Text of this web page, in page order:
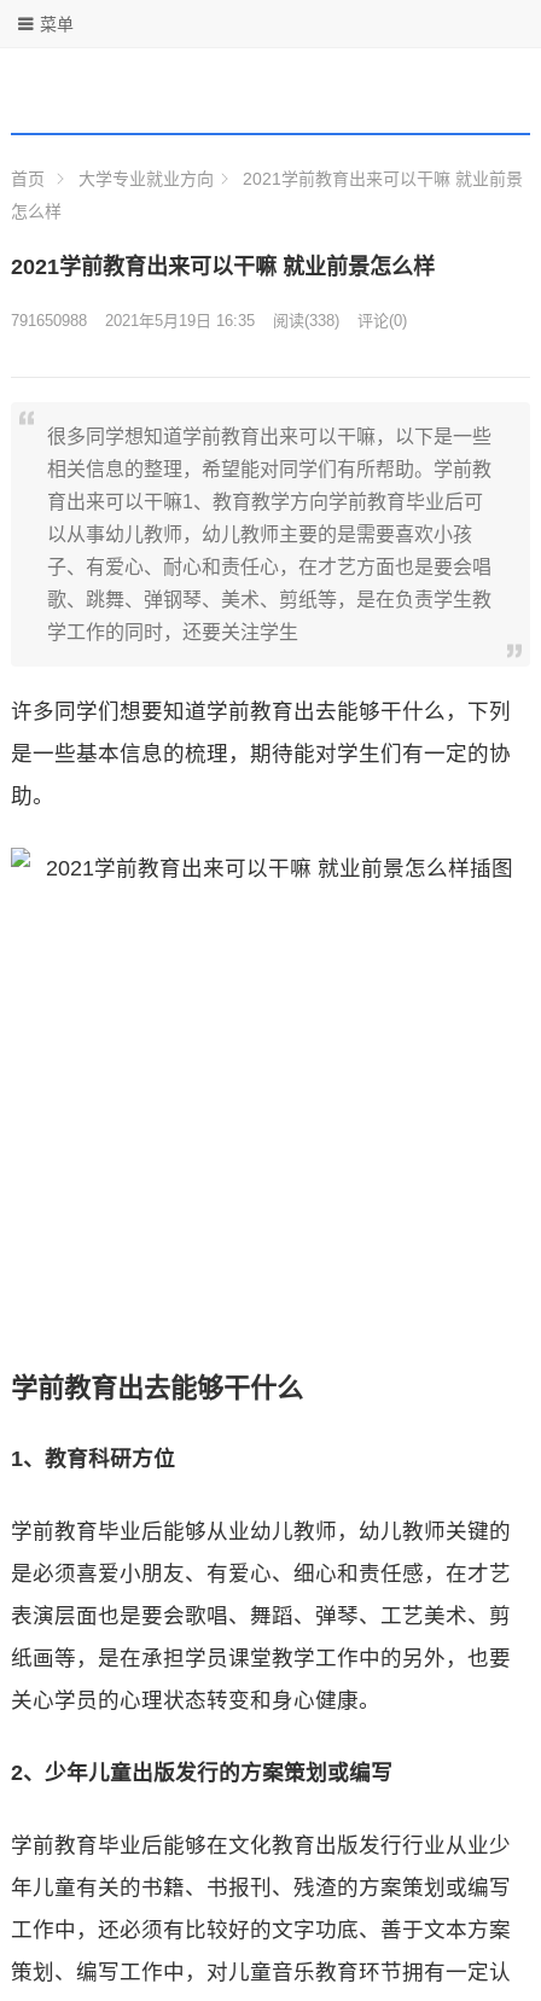
菜单
首页 大学专业就业方向
2021学前教育出来可以干嘛 就业前景
怎么样
2021学前教育出来可以干嘛 就业前景怎么样
791650988 2021年5月19日 16:35 阅读(338) 评论(0)
很多同学想知道学前教育出来可以干嘛，以下是一些
相关信息的整理，希望能对同学们有所帮助。学前教
育出来可以干嘛1、教育教学方向学前教育毕业后可
以从事幼儿教师，幼儿教师主要的是需要喜欢小孩
子、有爱心、耐心和责任心，在才艺方面也是要会唱
歌、跳舞、弹钢琴、美术、剪纸等，是在负责学生教
学工作的同时，还要关注学生
许多同学们想要知道学前教育出去能够干什么，下列
是一些基本信息的梳理，期待能对学生们有一定的协
助。
学前教育出去能够干什么
1、教育科研方位
学前教育毕业后能够从业幼儿教师，幼儿教师关键的
是必须喜爱小朋友、有爱心、细心和责任感，在才艺
表演层面也是要会歌唱、舞蹈、弹琴、工艺美术、剪
纸画等，是在承担学员课堂教学工作中的另外，也要
关心学员的心理状态转变和身心健康。
2、少年儿童出版发行的方案策划或编写
学前教育毕业后能够在文化教育出版发行行业从业少
年儿童有关的书籍、书报刊、残渣的方案策划或编写
工作中，还必须有比较好的文字功底、善于文本方案
策划、编写工作中，对儿童音乐教育环节拥有一定认